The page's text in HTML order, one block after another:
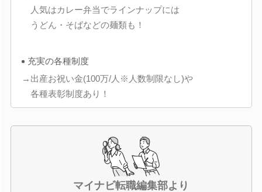
人気はカレー弁当でラインナップには
うどん・そばなどの麺類も！
充実の各種制度
→出産お祝い金(100万/人※人数制限なし)や
各種表彰制度あり！
マイナビ転職編集部より